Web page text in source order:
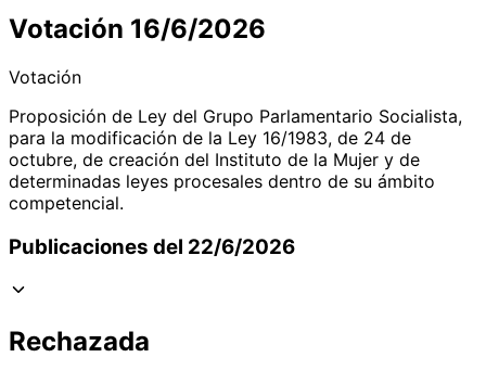
Votación 16/6/2026
Votación
Proposición de Ley del Grupo Parlamentario Socialista,
para la modificación de la Ley 16/1983, de 24 de
octubre, de creación del Instituto de la Mujer y de
determinadas leyes procesales dentro de su ámbito
competencial.
Publicaciones del 22/6/2026
Rechazada